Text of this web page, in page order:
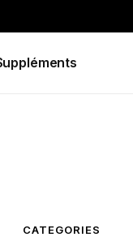
CATEGORIES